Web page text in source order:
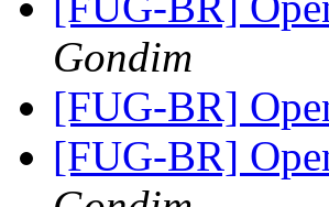
Gondim
[FUG-BR]
[FUG-BR]